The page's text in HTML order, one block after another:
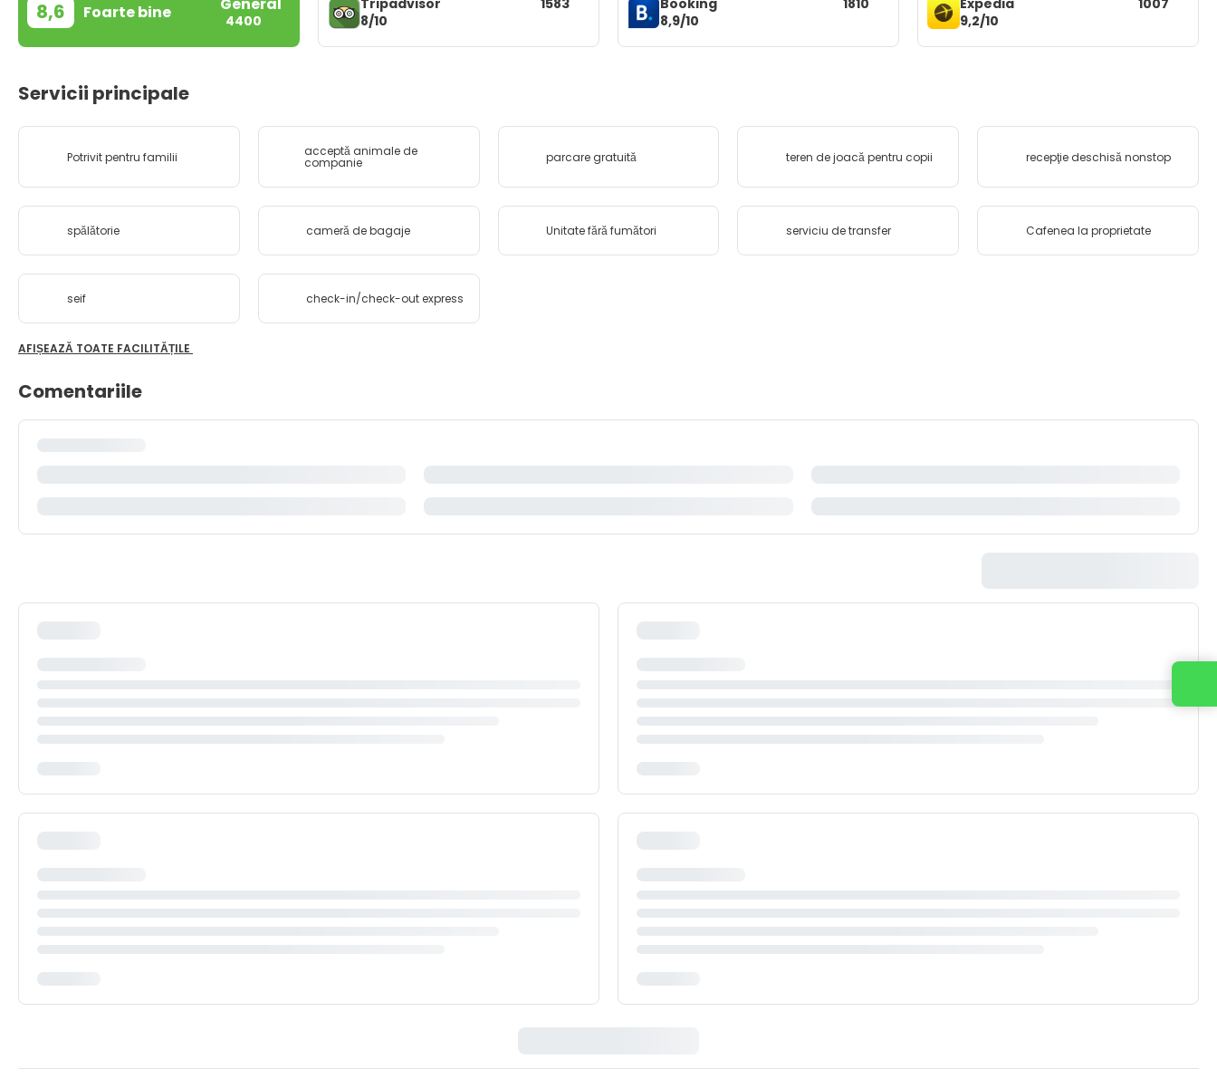
8,6 Foarte bine 4400
8/10
8,9/10
9,2/10
Servicii principale
Potrivit pentru familii acceptă animale de
companie parcare gratuită teren de joacă pentru copii recepţie deschisă nonstop
spălătorie cameră de bagaje Unitate fără fumători serviciu de transfer Cafenea la proprietate
seif check-in/check-out express
AFIȘEAZĂ TOATE FACILITĂȚILE
Comentariile